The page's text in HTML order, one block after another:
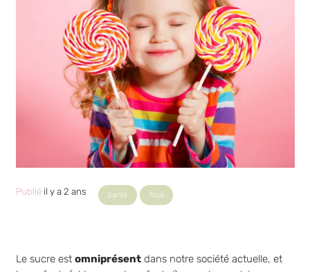
Publié il y a 2 ans Santé Tous
Le sucre est omniprésentdans notre société actuelle, et